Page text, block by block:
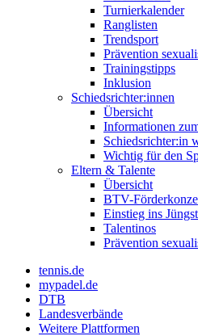
Turnierkalender
Ranglisten
Trendsport
Prävention
Trainingstipps
Inklusion
Schiedsrichter:innen
Übersicht
Informationen
Schiedsrichter:in
Wichtig für den
Eltern & Talente
Übersicht
BTV-
Einstieg ins
Talentinos
Prävention
tennis.de
mypadel.de
DTB
Landesverbände
Weitere Plattformen